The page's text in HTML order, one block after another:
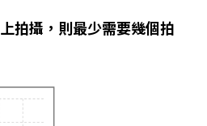
拍攝，則最少需要幾個拍